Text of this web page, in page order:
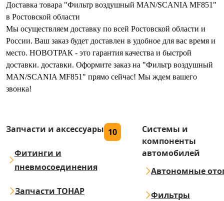
Доставка товара "Фильтр воздушный MAN/SCANIA MF851"
в Ростовской области
Мы осуществляем доставку по всей Ростовской области и
России. Ваш заказ будет доставлен в удобное для вас время и
место. НОВОТРАК - это гарантия качества и быстрой
доставки. доставки. Оформите заказ на "Фильтр воздушный
MAN/SCANIA MF851" прямо сейчас! Мы ждем вашего
звонка!
Запчасти и аксессуары 10
Фитинги и
пневмосоединения
Запчасти ТОНАР
Системы и
компоненты
автомобилей
Автономные
Фильтры